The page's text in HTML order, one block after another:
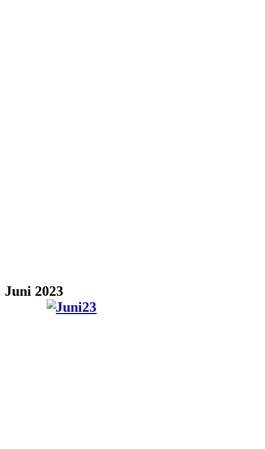
Juni 2023